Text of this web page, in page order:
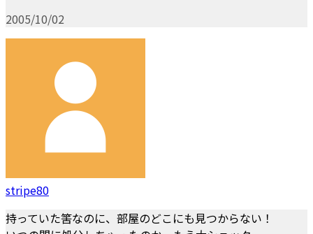
2005/10/02
stripe80
持っていた筈なのに、部屋のどこにも見つからない！